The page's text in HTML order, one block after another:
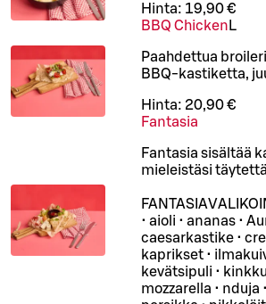
Hinta: 19,90 €
BBQ Chicken L
Paahdettua
BBQ-kastiketta,
Hinta: 20,90 €
Fantasia
Fantasia sisältää
mieleistäsi
• aioli • ananas •
caesarkastike •
kaprikset •
kevätsipuli •
mozzarella • nduja